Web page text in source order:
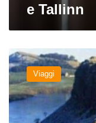
e Tallinn
In
viaggio
tra
Scozia
e
Inghilterra
Viaggi